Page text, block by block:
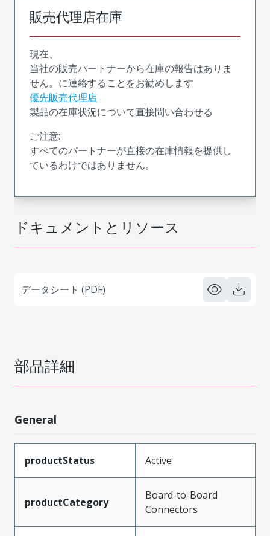
ドキュメントとリソース
データシート (PDF)
販売代理店在庫
現在、
当社の販売パートナーから在庫の報告はありま
せん。に連絡することをお勧めします
優先販売代理店
製品の在庫状況について直接問い合わせる
ご注意:
すべてのパートナーが直接の在庫情報を提供し
ているわけではありません。
部品詳細
General
productStatus Active
productCategory
Board-to-Board
Connectors